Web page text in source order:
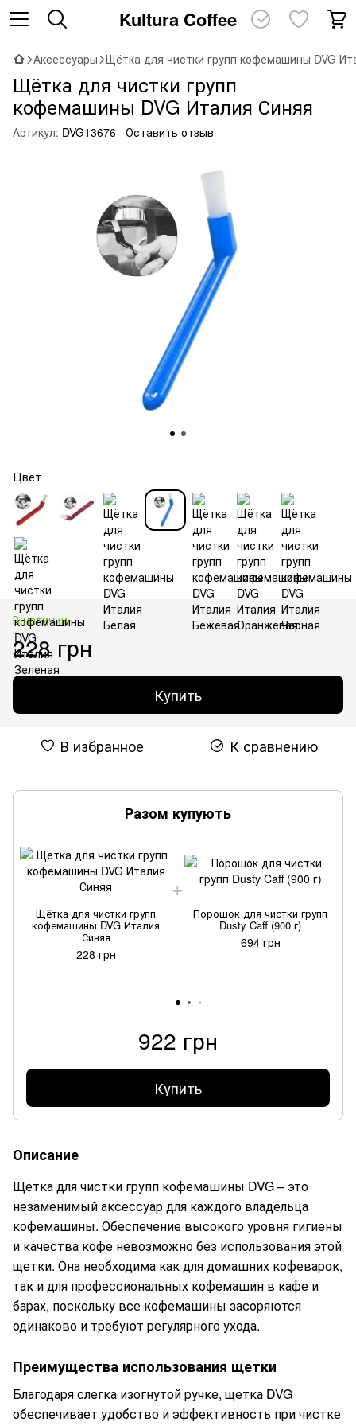
Kultura Coffee
Аксессуары Щётка для чистки групп кофемашины DVG
Щётка для чистки групп
кофемашины DVG Италия Синяя
Артикул: DVG13676 Оставить отзыв
Цвет
В наличии
228 грн
Купить
В избранное К сравнению
Разом купують
Щётка для чистки групп
кофемашины DVG Италия
Синяя
228 грн
Порошок для чистки групп
Dusty Caff (900 г)
694 грн
922 грн
Купить
Описание
Щетка для чистки групп кофемашины DVG – это
незаменимый аксессуар для каждого владельца
кофемашины. Обеспечение высокого уровня гигиены
и качества кофе невозможно без использования этой
щетки. Она необходима как для домашних кофеварок,
так и для профессиональных кофемашин в кафе и
барах, поскольку все кофемашины засоряются
одинаково и требуют регулярного ухода.
Преимущества использования щетки
Благодаря слегка изогнутой ручке, щетка DVG
обеспечивает удобство и эффективность при чистке